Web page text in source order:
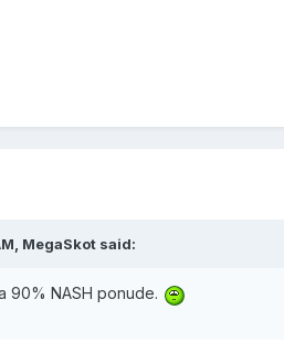
MegaSkot said:
90% NASH ponude.